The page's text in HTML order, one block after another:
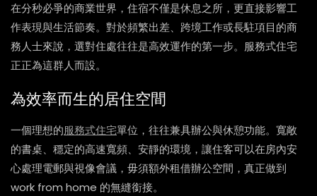
在分秒必爭的商業世界，住宿不僅是休息之所，更直接影響工
作表現與生活節奏。對於頻繁出差、跨境工作或長駐項目的商
務人士來說，選對住處往往是高效運作的第一步。服務式住宅
正正為這群人而設。
為效率而生的居住空間
一個理想的服務式住宅單位，往往兼具辦公與休憩功能。寬敞
的書桌、穩定的高速寬頻、安靜的環境，讓住客可以在房內安
心處理電郵與視像會議，毋須額外租借辦公空間，真正做到
work from home 的無縫銜接。